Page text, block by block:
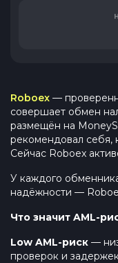
Roboex —
совершает обмен
размещён на
рекомендовал себя,
Сейчас Roboex
У каждого
надёжности —
Что значит AML-
Low AML-риск —
проверок и